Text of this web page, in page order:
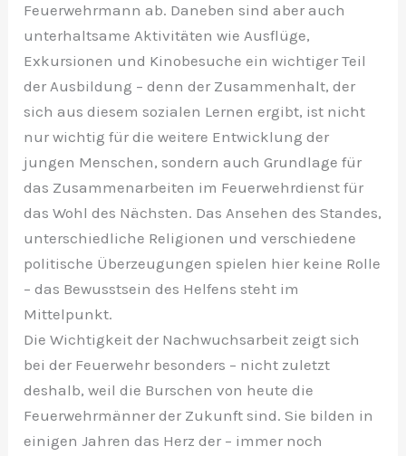
Feuerwehrmann ab. Daneben sind aber auch
unterhaltsame Aktivitäten wie Ausflüge,
Exkursionen und Kinobesuche ein wichtiger Teil
der Ausbildung – denn der Zusammenhalt, der
sich aus diesem sozialen Lernen ergibt, ist nicht
nur wichtig für die weitere Entwicklung der
jungen Menschen, sondern auch Grundlage für
das Zusammenarbeiten im Feuerwehrdienst für
das Wohl des Nächsten. Das Ansehen des Standes,
unterschiedliche Religionen und verschiedene
politische Überzeugungen spielen hier keine Rolle
– das Bewusstsein des Helfens steht im
Mittelpunkt.
Die Wichtigkeit der Nachwuchsarbeit zeigt sich
bei der Feuerwehr besonders – nicht zuletzt
deshalb, weil die Burschen von heute die
Feuerwehrmänner der Zukunft sind. Sie bilden in
einigen Jahren das Herz der – immer noch